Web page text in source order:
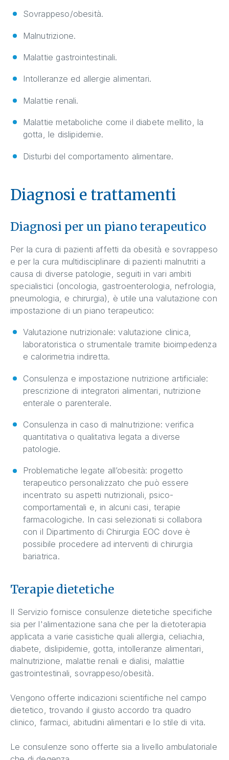
Sovrappeso/obesità.
Malnutrizione.
Malattie gastrointestinali.
Intolleranze ed allergie alimentari.
Malattie renali.
Malattie metaboliche come il diabete mellito, la
gotta, le dislipidemie.
Disturbi del comportamento alimentare.
Diagnosi e trattamenti
Diagnosi per un piano terapeutico
Per la cura di pazienti affetti da obesità e sovrappeso
e per la cura multidisciplinare di pazienti malnutriti a
causa di diverse patologie, seguiti in vari ambiti
specialistici (oncologia, gastroenterologia, nefrologia,
pneumologia, e chirurgia), è utile una valutazione con
impostazione di un piano terapeutico:
Valutazione nutrizionale: valutazione clinica,
laboratoristica o strumentale tramite bioimpedenza
e calorimetria indiretta.
Consulenza e impostazione nutrizione artificiale:
prescrizione di integratori alimentari, nutrizione
enterale o parenterale.
Consulenza in caso di malnutrizione: verifica
quantitativa o qualitativa legata a diverse
patologie.
Problematiche legate all’obesità: progetto
terapeutico personalizzato che può essere
incentrato su aspetti nutrizionali, psico-
comportamentali e, in alcuni casi, terapie
farmacologiche. In casi selezionati si collabora
con il Dipartimento di Chirurgia EOC dove è
possibile procedere ad interventi di chirurgia
bariatrica.
Terapie dietetiche
Il Servizio fornisce consulenze dietetiche specifiche
sia per l'alimentazione sana che per la dietoterapia
applicata a varie casistiche quali allergia, celiachia,
diabete, dislipidemie, gotta, intolleranze alimentari,
malnutrizione, malattie renali e dialisi, malattie
gastrointestinali, sovrappeso/obesità.
Vengono offerte indicazioni scientifiche nel campo
dietetico, trovando il giusto accordo tra quadro
clinico, farmaci, abitudini alimentari e lo stile di vita.
Le consulenze sono offerte sia a livello ambulatoriale